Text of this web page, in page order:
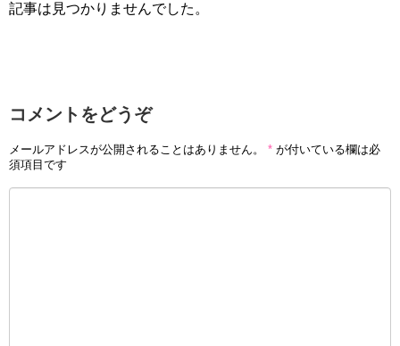
記事は見つかりませんでした。
コメントをどうぞ
メールアドレスが公開されることはありません。 * が付いている欄は必
須項目です